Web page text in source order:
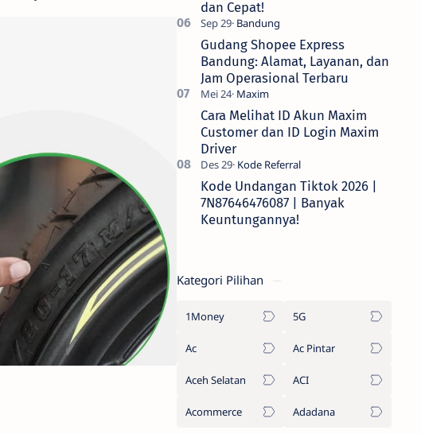
dan Cepat!
Gudang Shopee Express
Bandung: Alamat, Layanan, dan
Jam Operasional Terbaru
Cara Melihat ID Akun Maxim
Customer dan ID Login Maxim
Driver
Kode Undangan Tiktok 2026 |
7N87646476087 | Banyak
Keuntungannya!
Kategori Pilihan
1Money 5G
Ac Ac Pintar
Aceh Selatan ACI
Acommerce Adadana